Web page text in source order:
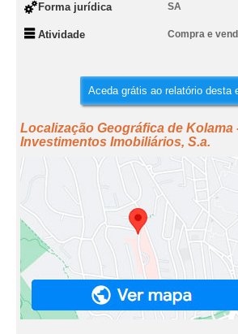
Forma jurídica SA
Atividade Compra e
Aceda grátis ao relatório desta
Localização Geográfica de Kolama
Investimentos Imobiliários, S.a.